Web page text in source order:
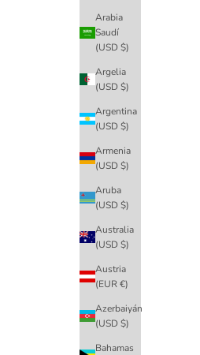
Arabia
Saudí
(USD $)
Argelia
(USD $)
Argentina
(USD $)
Armenia
(USD $)
Aruba
(USD $)
Australia
(USD $)
Austria
(EUR €)
Azerbaiyán
(USD $)
Bahamas